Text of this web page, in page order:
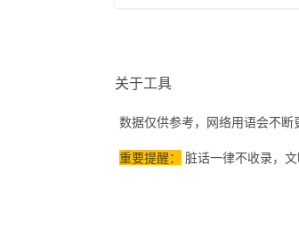
关于工具
数据仅供参考，网络用语会不断
重要提醒： 脏话一律不收录，文